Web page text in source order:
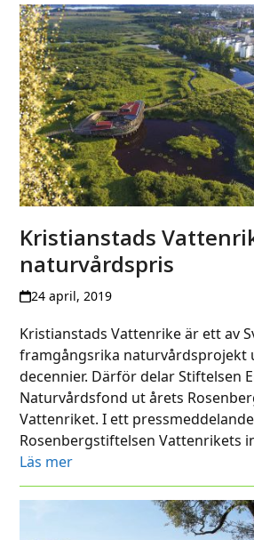
Kristianstads
naturvårdspris
24 april, 2019
Kristianstads Vattenrike är ett av
framgångsrika naturvårdsprojekt
decennier. Därför delar Stiftelsen
Naturvårdsfond ut årets
Vattenriket. I ett
Rosenbergstiftelsen Vattenrikets
Läs mer